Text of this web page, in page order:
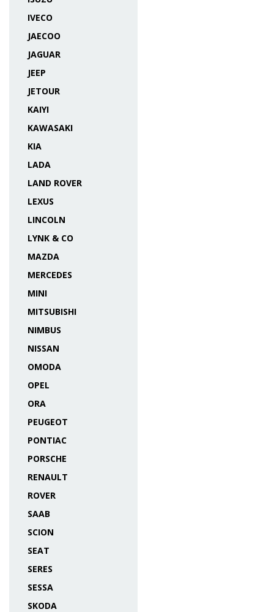
IVECO
JAECOO
JAGUAR
JEEP
JETOUR
KAIYI
KAWASAKI
KIA
LADA
LAND ROVER
LEXUS
LINCOLN
LYNK & CO
MAZDA
MERCEDES
MINI
MITSUBISHI
NIMBUS
NISSAN
OMODA
OPEL
ORA
PEUGEOT
PONTIAC
PORSCHE
RENAULT
ROVER
SAAB
SCION
SEAT
SERES
SESSA
SKODA